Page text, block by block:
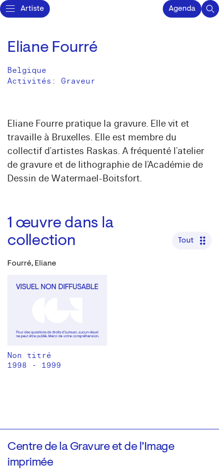
Artiste Agenda
Eliane Fourré
Belgique
Activités: Graveur
Eliane Fourre pratique la gravure. Elle vit et
travaille à Bruxelles. Elle est membre du
collectif d’artistes Raskas. A fréquenté l’atelier
de gravure et de lithographie de l’Académie de
Dessin de Watermael-Boitsfort.
1 œuvre dans la
collection
Tout
Fourré, Eliane
Non titré
1998 - 1999
Centre de la Gravure et de l’Image
imprimée